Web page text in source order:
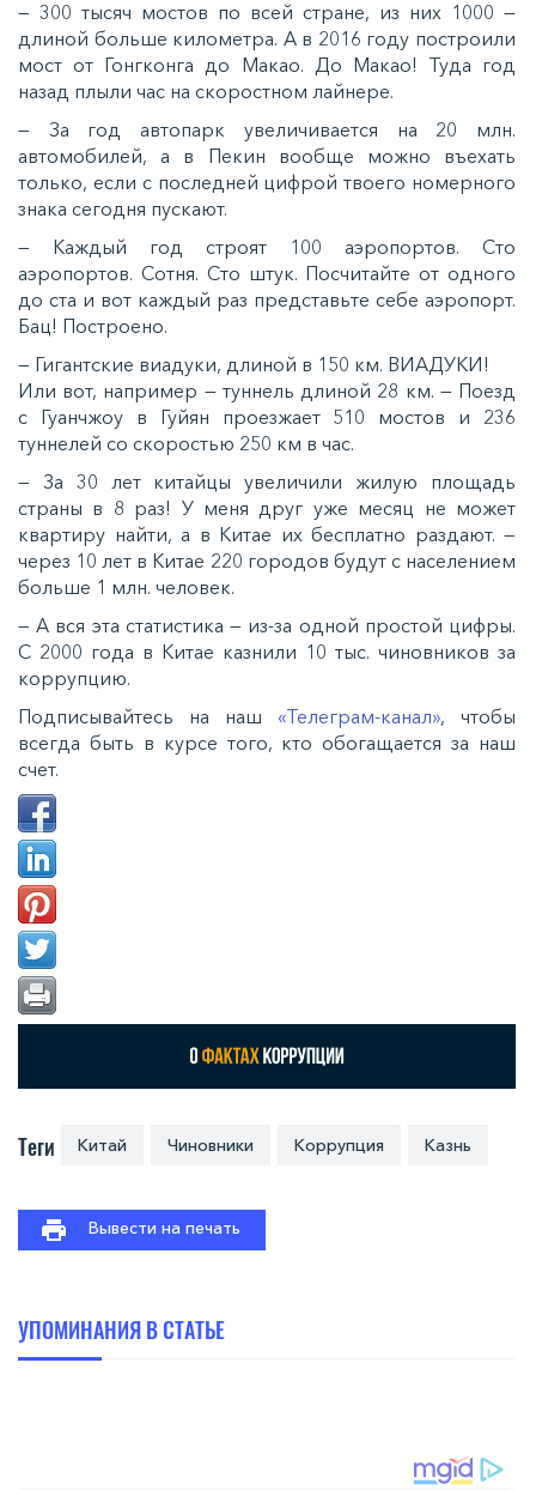
— 300 тысяч мостов по всей стране, из них 1000 —
длиной больше километра. А в 2016 году построили
мост от Гонгконга до Макао. До Макао! Туда год
назад плыли час на скоростном лайнере.
— За год автопарк увеличивается на 20 млн.
автомобилей, а в Пекин вообще можно въехать
только, если с последней цифрой твоего номерного
знака сегодня пускают.
— Каждый год строят 100 аэропортов. Сто
аэропортов. Сотня. Сто штук. Посчитайте от одного
до ста и вот каждый раз представьте себе аэропорт.
Бац! Построено.
— Гигантские виадуки, длиной в 150 км. ВИАДУКИ!
Или вот, например — туннель длиной 28 км. — Поезд
с Гуанчжоу в Гуйян проезжает 510 мостов и 236
туннелей со скоростью 250 км в час.
— За 30 лет китайцы увеличили жилую площадь
страны в 8 раз! У меня друг уже месяц не может
квартиру найти, а в Китае их бесплатно раздают. —
через 10 лет в Китае 220 городов будут с населением
больше 1 млн. человек.
— А вся эта статистика — из-за одной простой цифры.
С 2000 года в Китае казнили 10 тыс. чиновников за
коррупцию.
Подписывайтесь на наш «Телеграм-канал», чтобы
всегда быть в курсе того, кто обогащается за наш
счет.
Теги Китай Чиновники Коррупция Казнь
Вывести на печать
УПОМИНАНИЯ В СТАТЬЕ